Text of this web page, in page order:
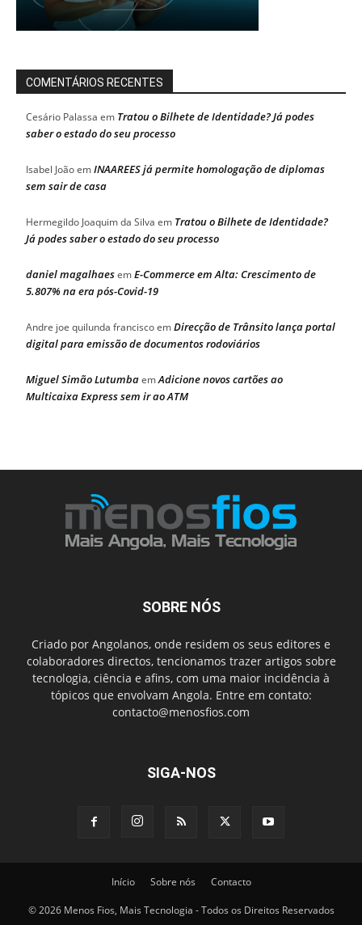
COMENTÁRIOS RECENTES
Cesário Palassa em Tratou o Bilhete de Identidade? Já podes
saber o estado do seu processo
Isabel JoãoemINAAREES já permite homologação de diplomas
sem sair de casa
Hermegildo Joaquim da Silva em Tratou o Bilhete de Identidade?
Já podes saber o estado do seu processo
daniel magalhaesemE-Commerce em Alta: Crescimento de
5.807% na era pós-Covid-19
Andre joe quilunda franciscoemDirecção de Trânsito lança portal
digital para emissão de documentos rodoviários
Miguel Simão LutumbaemAdicione novos cartões ao
Multicaixa Express sem ir ao ATM
SOBRE NÓS
Criado por Angolanos, onde residem os seus editores e
colaboradores directos, tencionamos trazer artigos sobre
tecnologia, ciência e afins, com uma maior incidência à
tópicos que envolvam Angola. Entre em contato:
contacto@menosfios.com
SIGA-NOS
Início Sobre nós Contacto
© 2026 Menos Fios, Mais Tecnologia - Todos os Direitos Reservados